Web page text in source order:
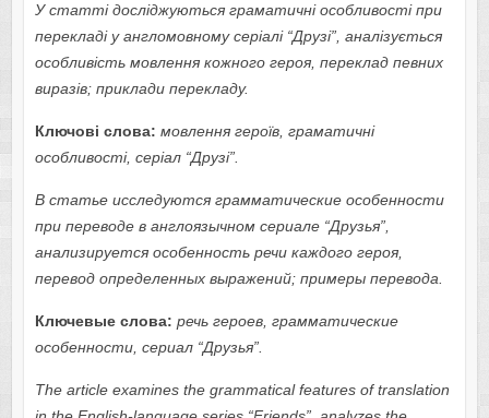
У статті досліджуються граматичні особливості при
перекладі у англомовному серіалі “Друзі”, аналізується
особливість мовлення кожного героя, переклад певних
виразів; приклади перекладу.
Ключові слова: мовлення героїв, граматичні
особливості, серіал “Друзі”.
В статье исследуются грамматические особенности
при переводе в англоязычном сериале “Друзья”,
анализируется особенность речи каждого героя,
перевод определенных выражений; примеры перевода.
Ключевые слова: речь героев, грамматические
особенности, сериал “Друзья”.
The article examines the grammatical features of translation